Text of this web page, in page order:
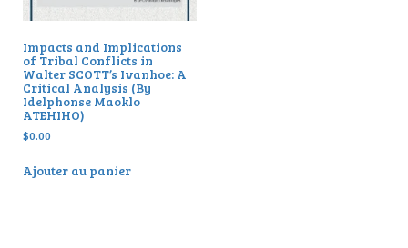
Impacts and Implications
of Tribal Conflicts in
Walter SCOTT’s Ivanhoe: A
Critical Analysis (By
Idelphonse Maoklo
ATEHIHO)
$0.00
Ajouter au panier